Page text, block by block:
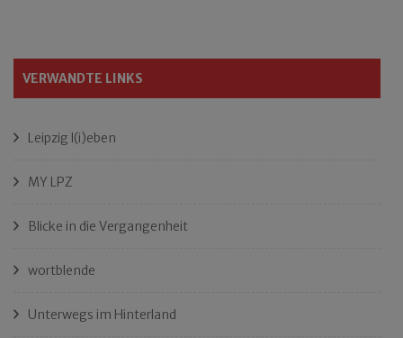
VERWANDTE LINKS
Leipzig l(i)eben
MY LPZ
Blicke in die Vergangenheit
wortblende
Unterwegs im Hinterland